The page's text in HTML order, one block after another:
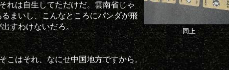
同上
それは自生してただけだ。雲南省じゃ
るまいし、こんなところにパンダが飛
出すわけないだろ。
そこはそれ、なにせ中国地方ですから。